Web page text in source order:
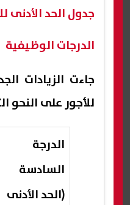
جدول الحد الأدنى
الدرجات الوظيفية
جاءت الزيادات
للأجور على النحو
الدرجة
السادسة
(الحد الأدنى